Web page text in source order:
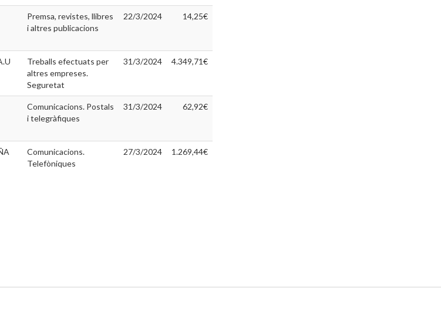
Premsa, revistes, llibres
i altres publicacions
22/3/2024 14,25€
Treballs efectuats per
altres empreses.
Seguretat
31/3/2024 4.349,71€
Comunicacions. Postals
i telegràfiques
31/3/2024 62,92€
Comunicacions.
Telefòniques
27/3/2024 1.269,44€